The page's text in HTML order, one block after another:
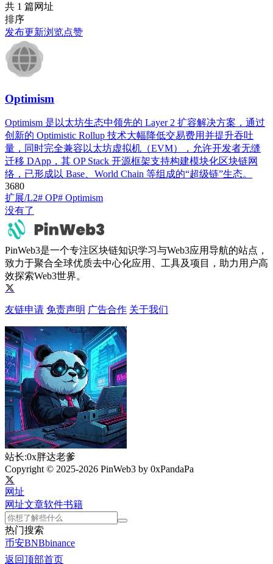
共 1 篇网址
排序
发布更新浏览点赞
​Optimism​
Optimism 是以太坊生态中领先的 Layer 2 扩容解决方案，通过
创新的 ​​Optimistic Rollup​​ 技术大幅降低交易费用并提升吞吐
量，同时完全兼容以太坊虚拟机（EVM），允许开发者无缝
迁移 DApp，其 ​​OP Stack​​ 开源框架支持构建模块化区块链网
络，已形成以 Base、World Chain 等组成的“超级链”生态。
3680
扩展/L2# OP# ​Optimism​
没有了
PinWeb3是一个专注区块链知识学习与Web3应用导航的站点，
致力于聚合全球优质去中心化应用、工具及项目，助力用户高
效探索Web3世界。
友链申请 免责声明 广告合作 关于我们
站长:0x胖达老爹
Copyright © 2025-2026 PinWeb3 by 0xPandaPa
网址
网址文章软件书籍
热门搜索
币安BNBbinance
返回顶部首页